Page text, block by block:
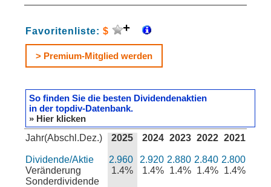
Favoritenliste: $
> Premium-Mitglied werden
So finden Sie die besten Dividendenaktien
in der topdiv-Datenbank.
» Hier klicken
Jahr(Abschl.Dez.)
Dividende/Aktie
Veränderung
Sonderdividende
2025
2.960
1.4%
2024
2.920
1.4%
2023
2.880
1.4%
2022
2.840
1.4%
2021
2.800
1.4%